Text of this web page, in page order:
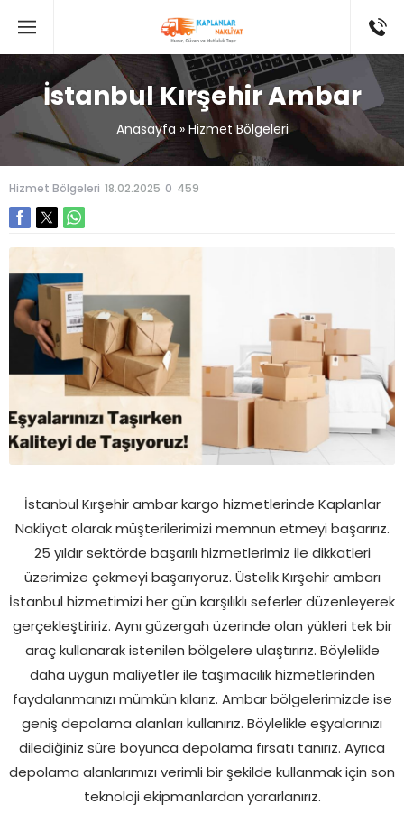
İstanbul Kırşehir Ambar
Anasayfa » Hizmet Bölgeleri
Hizmet Bölgeleri 18.02.2025 0 459
İstanbul Kırşehir ambar kargo hizmetlerinde Kaplanlar
Nakliyat olarak müşterilerimizi memnun etmeyi başarırız.
25 yıldır sektörde başarılı hizmetlerimiz ile dikkatleri
üzerimize çekmeyi başarıyoruz. Üstelik Kırşehir ambarı
İstanbul hizmetimizi her gün karşılıklı seferler düzenleyerek
gerçekleştiririz. Aynı güzergah üzerinde olan yükleri tek bir
araç kullanarak istenilen bölgelere ulaştırırız. Böylelikle
daha uygun maliyetler ile taşımacılık hizmetlerinden
faydalanmanızı mümkün kılarız. Ambar bölgelerimizde ise
geniş depolama alanları kullanırız. Böylelikle eşyalarınızı
dilediğiniz süre boyunca depolama fırsatı tanırız. Ayrıca
depolama alanlarımızı verimli bir şekilde kullanmak için son
teknoloji ekipmanlardan yararlanırız.